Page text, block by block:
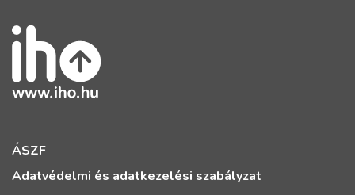
ÁSZF
Adatvédelmi és adatkezelési szabályzat